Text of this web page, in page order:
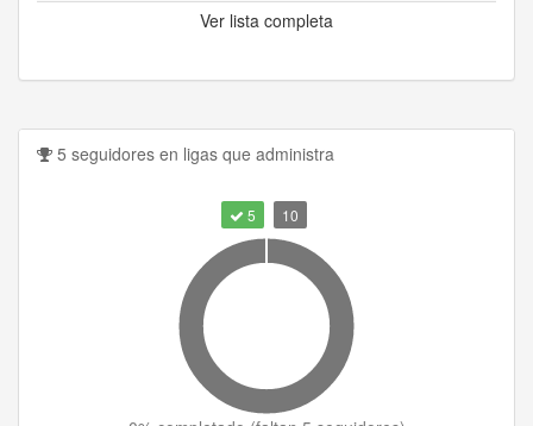
Ver lista completa
5 seguidores en ligas que administra
5 10